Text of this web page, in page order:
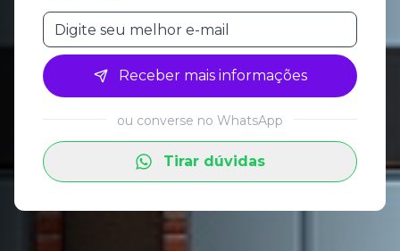
Receber mais informações
ou converse no WhatsApp
Tirar dúvidas